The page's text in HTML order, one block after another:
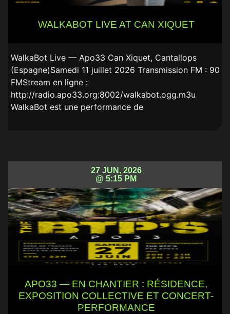
WALKABOT LIVE AT CAN XIQUET
WalkaBot Live — Apo33 Can Xiquet, Cantallops
(Espagne)Samedi 11 juillet 2026 Transmission FM : 90
FMStream en ligne :
http://radio.apo33.org:8002/walkabot.ogg.m3u
WalkaBot est une performance de
27 JUN, 2026
@ 5:15 PM
APO33 — EN CHANTIER : RÉSIDENCE,
EXPOSITION COLLECTIVE ET CONCERT-
PERFORMANCE